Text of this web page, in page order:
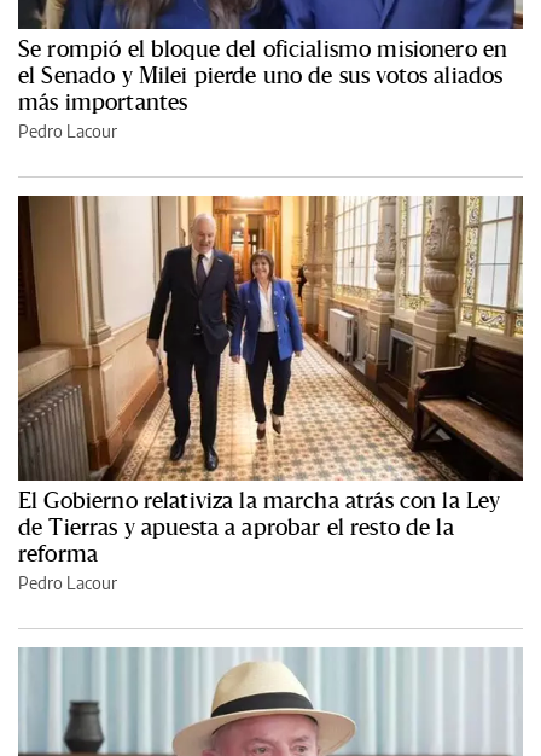
Se rompió el bloque del oficialismo misionero en
el Senado y Milei pierde uno de sus votos aliados
más importantes
Pedro Lacour
El Gobierno relativiza la marcha atrás con la Ley
de Tierras y apuesta a aprobar el resto de la
reforma
Pedro Lacour